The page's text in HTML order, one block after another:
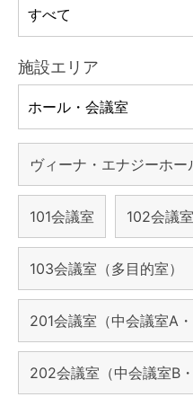
施設エリア
ヴィーナ・エナジーホー
101会議室 102会議室
103会議室（多目的室）
201会議室（中会議室A
202会議室（中会議室B